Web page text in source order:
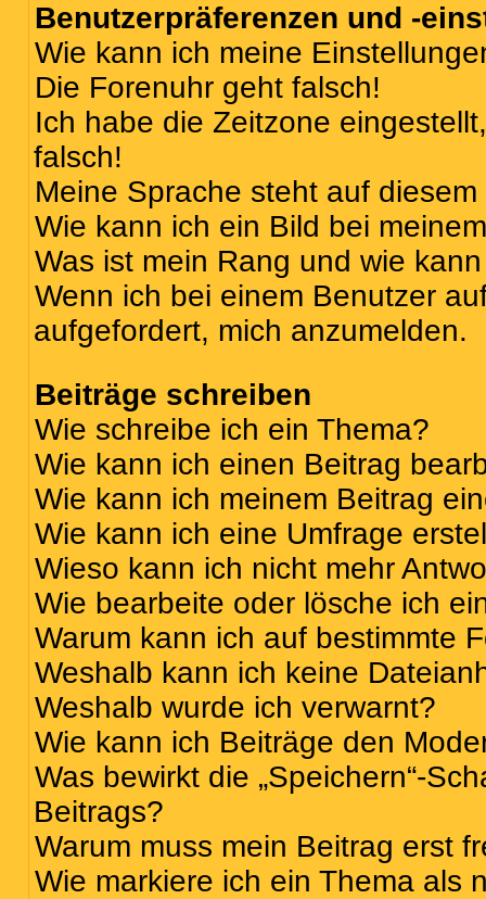
Benutzerpräferenzen und -
Wie kann ich meine
Die Forenuhr geht falsch!
Ich habe die Zeitzone
falsch!
Meine Sprache steht auf
Wie kann ich ein Bild bei
Was ist mein Rang und wie
Wenn ich bei einem Benutzer
aufgefordert, mich anzumelden.
Beiträge schreiben
Wie schreibe ich ein Thema?
Wie kann ich einen Beitrag
Wie kann ich meinem Beitrag
Wie kann ich eine Umfrage
Wieso kann ich nicht mehr
Wie bearbeite oder lösche ich
Warum kann ich auf bestimmte
Weshalb kann ich keine
Weshalb wurde ich verwarnt?
Wie kann ich Beiträge den
Was bewirkt die „Speichern“-
Beitrags?
Warum muss mein Beitrag erst
Wie markiere ich ein Thema als